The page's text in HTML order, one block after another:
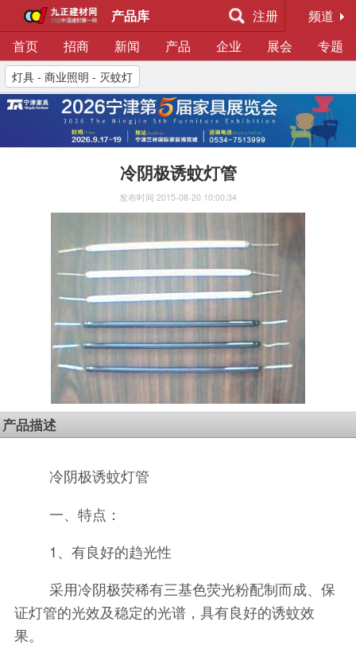
产品库 注册
频道
首页
招商 新闻 产品 企业 展会 专题
灯具 - 商业照明 - 灭蚊灯
冷阴极诱蚊灯管
发布时间 2015-08-20 10:00:34
产品描述
冷阴极诱蚊灯管
一、特点：
1、有良好的趋光性
采用冷阴极荧稀有三基色荧光粉配制而成、保
证灯管的光效及稳定的光谱，具有良好的诱蚊效
果。